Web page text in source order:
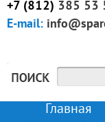
+7 (812) 385 53
E-mail:
Главная